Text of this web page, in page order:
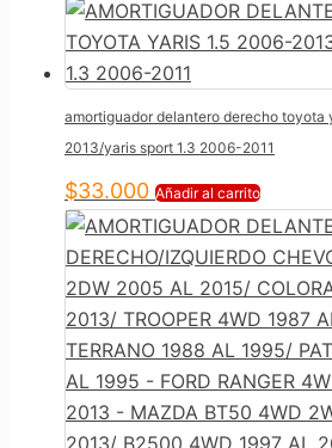
amortiguador delantero derecho toyota
2013/yaris sport 1.3 2006-2011
$33.000 Añadir al carrito